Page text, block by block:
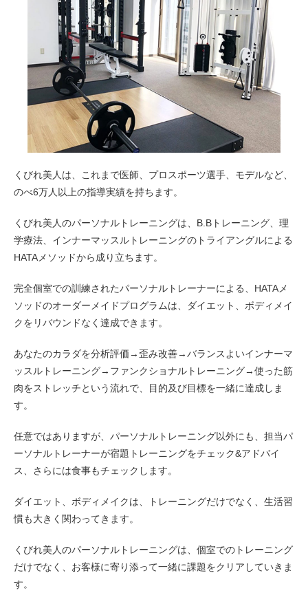
くびれ美人は、これまで医師、プロスポーツ選手、モデルなど、
のべ6万人以上の指導実績を持ちます。
くびれ美人のパーソナルトレーニングは、B.Bトレーニング、理
学療法、インナーマッスルトレーニングのトライアングルによる
HATAメソッドから成り立ちます。
完全個室での訓練されたパーソナルトレーナーによる、HATAメ
ソッドのオーダーメイドプログラムは、ダイエット、ボディメイ
クをリバウンドなく達成できます。
あなたのカラダを分析評価→歪み改善→バランスよいインナーマ
ッスルトレーニング→ファンクショナルトレーニング→使った筋
肉をストレッチという流れで、目的及び目標を一緒に達成しま
す。
任意ではありますが、パーソナルトレーニング以外にも、担当パ
ーソナルトレーナーが宿題トレーニングをチェック&アドバイ
ス、さらには食事もチェックします。
ダイエット、ボディメイクは、トレーニングだけでなく、生活習
慣も大きく関わってきます。
くびれ美人のパーソナルトレーニングは、個室でのトレーニング
だけでなく、お客様に寄り添って一緒に課題をクリアしていきま
す。